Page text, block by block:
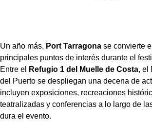
Un año más, Port Tarragona se convierte
principales puntos de interés durante el
Entre el
Refugio 1 del Muelle de Costa, el
del Puerto se despliegan una decena de
incluyen exposiciones, recreaciones
teatralizadas y conferencias a lo largo de
dura el evento.